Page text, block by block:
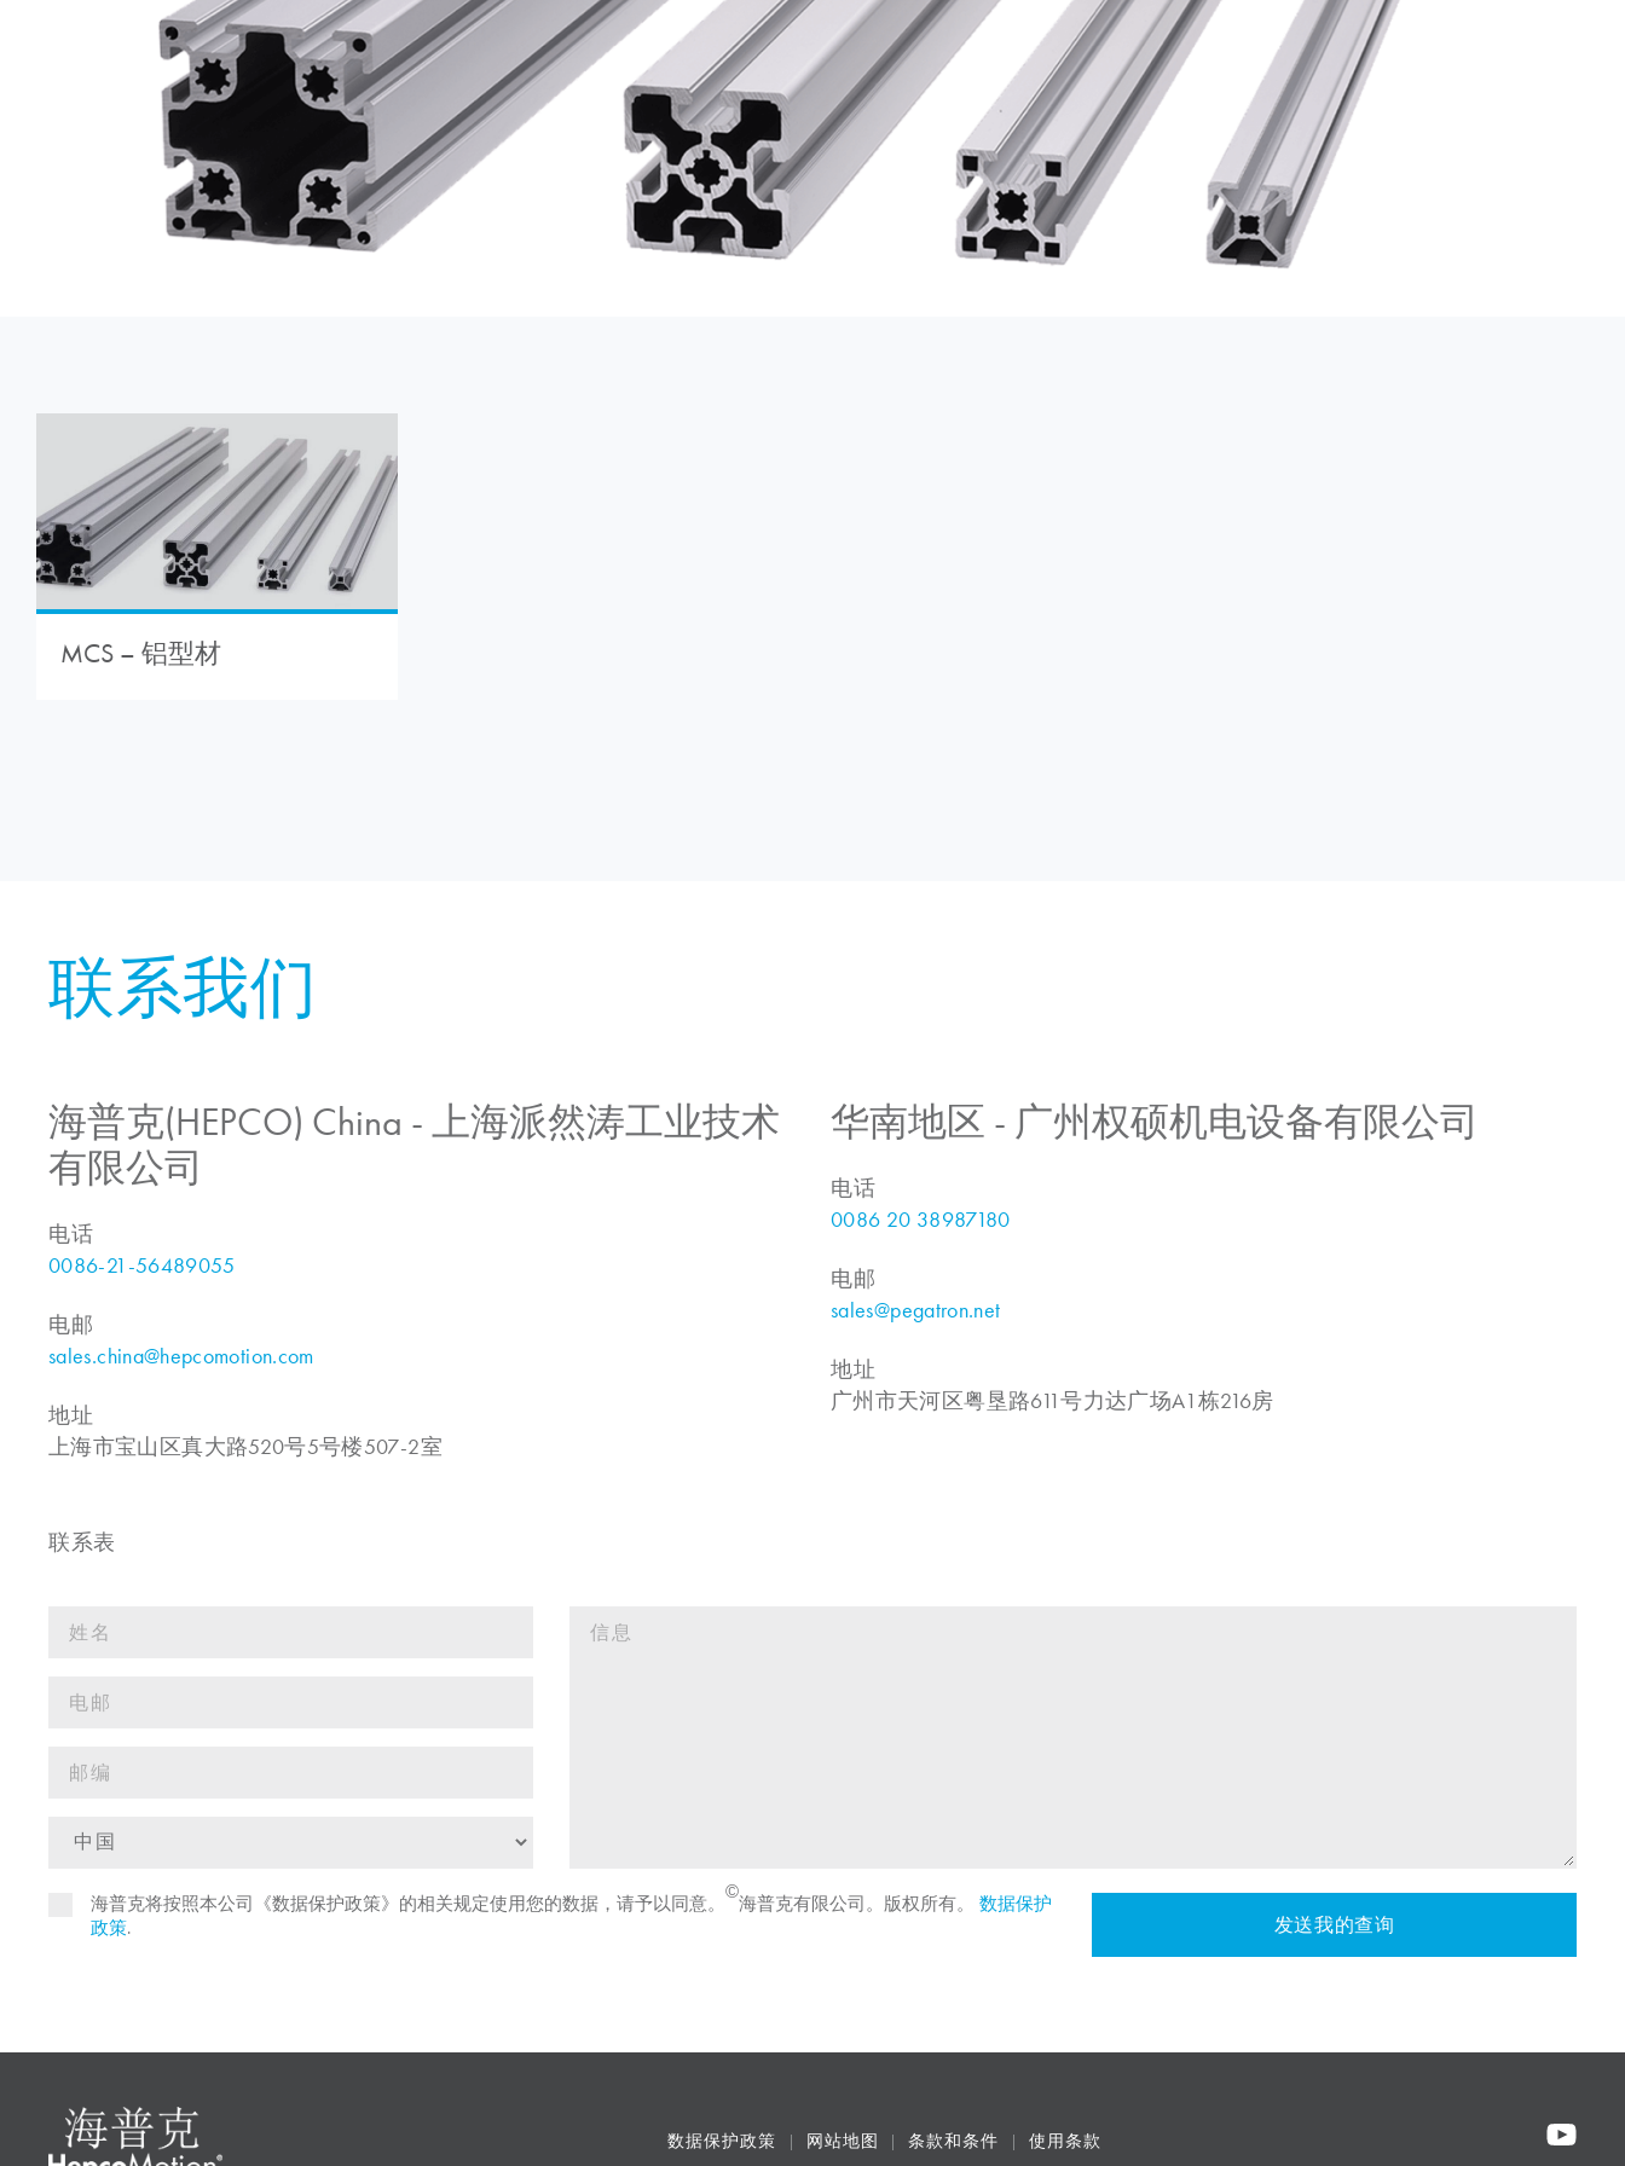
MCS – 铝型材
联系我们
海普克(HEPCO) China - 上海派然涛工业技术
有限公司
电话
0086-21-56489055
电邮
sales.china@hepcomotion.com
地址
上海市宝山区真大路520号5号楼507-2室
华南地区 - 广州权硕机电设备有限公司
电话
0086 20 38987180
电邮
sales@pegatron.net
地址
广州市天河区粤垦路611号力达广场A1栋216房
联系表
海普克将按照本公司《数据保护政策》的相关规定使用您的数据，请予以同意。
©
海普克有限公司。版权所有。 数据保护
政策. 发送我的查询
数据保护政策 网站地图 条款和条件 使用条款